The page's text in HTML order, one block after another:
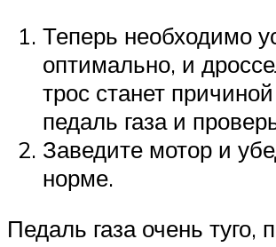
Теперь необходимо
оптимально, и
трос станет
педаль газа и
Заведите мотор и
норме.
Педаль газа очень